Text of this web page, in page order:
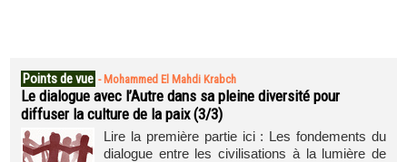
Points de vue - Mohammed El Mahdi Krabch
Le dialogue avec l’Autre dans sa pleine diversité pour
diffuser la culture de la paix (3/3)
Lire la première partie ici : Les fondements du
dialogue entre les civilisations à la lumière de